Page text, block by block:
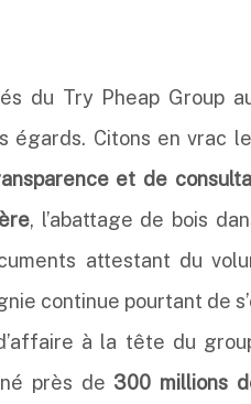
du Try Pheap Group
égards. Citons en vrac
et de
, l’abattage de bois
attestant du
continue pourtant de
à la tête du
près de 300 millions